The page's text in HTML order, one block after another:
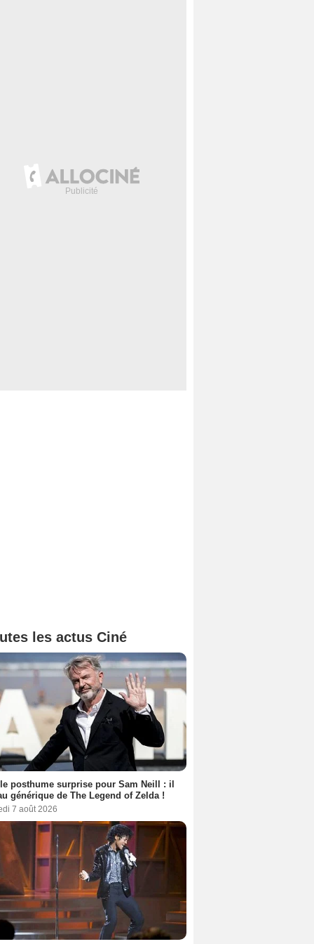
les actus Ciné
posthume surprise pour Sam Neill : il
générique de The Legend of Zelda !
7 août 2026